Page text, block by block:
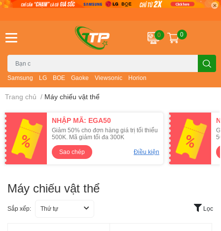
Samsung LG BOE Gaoke Viewsonic Horion
0 0
Trang chủ / Máy chiếu vật thể
NHẬP MÃ: EGA50
Giảm 50% cho đơn hàng giá trị tối thiểu
500K. Mã giảm tối đa 300K
Sao chép
Điều kiện
Máy chiếu vật thể
Sắp xếp: Thứ tự Lọc